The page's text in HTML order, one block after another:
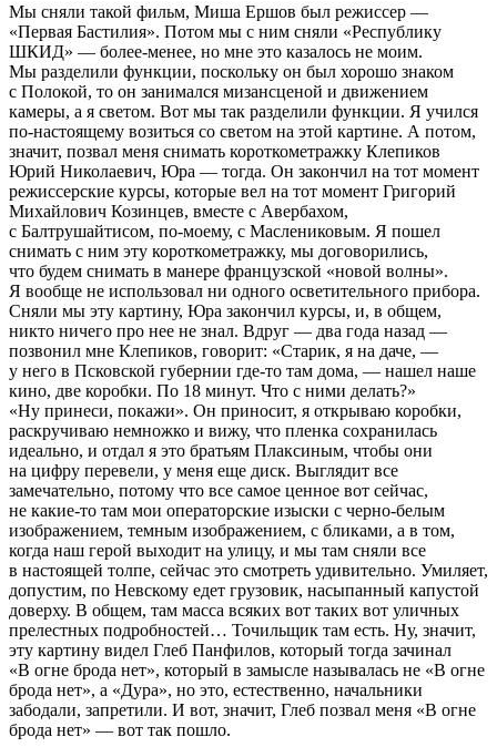
Мы сняли такой фильм, Миша Ершов был режиссер —
«Первая Бастилия». Потом мы с ним сняли «Республику
ШКИД» — более-менее, но мне это казалось не моим.
Мы разделили функции, поскольку он был хорошо знаком
с Полокой, то он занимался мизансценой и движением
камеры, а я светом. Вот мы так разделили функции. Я учился
по-настоящему возиться со светом на этой картине. А потом,
значит, позвал меня снимать короткометражку Клепиков
Юрий Николаевич, Юра — тогда. Он закончил на тот момент
режиссерские курсы, которые вел на тот момент Григорий
Михайлович Козинцев, вместе с Авербахом,
с Балтрушайтисом, по-моему, с Маслениковым. Я пошел
снимать с ним эту короткометражку, мы договорились,
что будем снимать в манере французской «новой волны».
Я вообще не использовал ни одного осветительного прибора.
Сняли мы эту картину, Юра закончил курсы, и, в общем,
никто ничего про нее не знал. Вдруг — два года назад —
позвонил мне Клепиков, говорит: «Старик, я на даче, —
у него в Псковской губернии где-то там дома, — нашел наше
кино, две коробки. По 18 минут. Что с ними делать?»
«Ну принеси, покажи». Он приносит, я открываю коробки,
раскручиваю немножко и вижу, что пленка сохранилась
идеально, и отдал я это братьям Плаксиным, чтобы они
на цифру перевели, у меня еще диск. Выглядит все
замечательно, потому что все самое ценное вот сейчас,
не какие-то там мои операторские изыски с черно-белым
изображением, темным изображением, с бликами, а в том,
когда наш герой выходит на улицу, и мы там сняли все
в настоящей толпе, сейчас это смотреть удивительно. Умиляет,
допустим, по Невскому едет грузовик, насыпанный капустой
доверху. В общем, там масса всяких вот таких вот уличных
прелестных подробностей… Точильщик там есть. Ну, значит,
эту картину видел Глеб Панфилов, который тогда зачинал
«В огне брода нет», который в замысле называлась не «В огне
брода нет», а «Дура», но это, естественно, начальники
забодали, запретили. И вот, значит, Глеб позвал меня «В огне
брода нет» — вот так пошло.